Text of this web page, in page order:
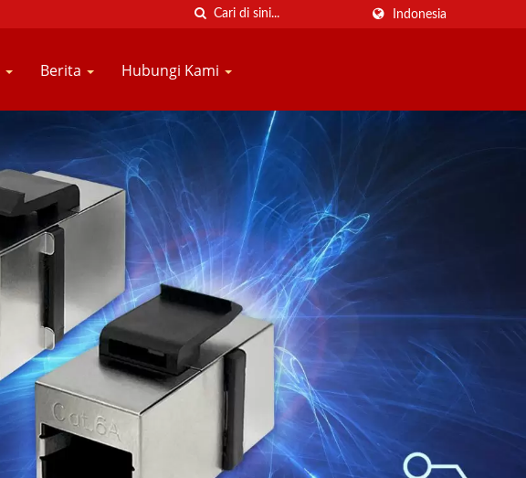
Indonesia
Berita Hubungi Kami